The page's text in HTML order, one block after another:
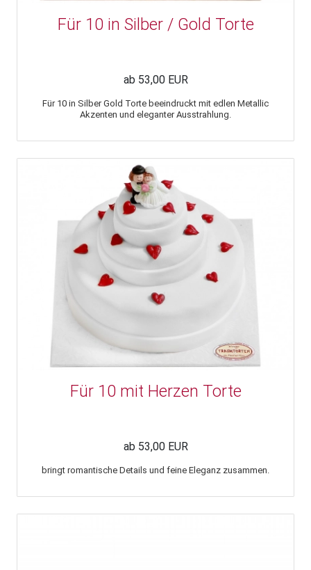
Für 10 in Silber / Gold Torte
ab 53,00 EUR
Für 10 in Silber Gold Torte beeindruckt mit edlen Metallic
Akzenten und eleganter Ausstrahlung.
Für 10 mit Herzen Torte
ab 53,00 EUR
bringt romantische Details und feine Eleganz zusammen.